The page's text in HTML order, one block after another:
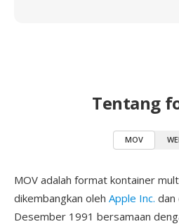
Tentang
MOV
MOV adalah format kontainer
dikembangkan oleh Apple Inc. dan
Desember 1991 bersamaan